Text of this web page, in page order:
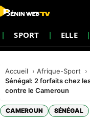
SPORT ELLE
Accueil
Afrique-Sport
Sénégal: 2 forfaits chez
contre le Cameroun
CAMEROUN SÉNÉGAL